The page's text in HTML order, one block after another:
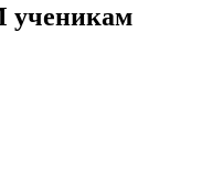
ученикам